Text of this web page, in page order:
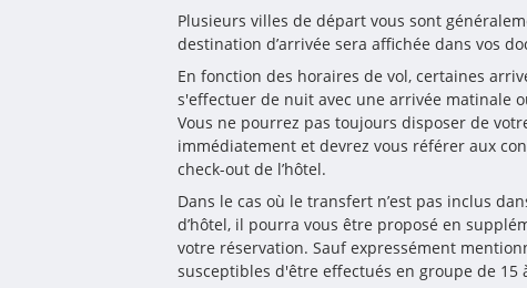
Plusieurs villes de départ vous sont
destination d’arrivée sera affichée dans vos
En fonction des horaires de vol, certaines
s'effectuer de nuit avec une arrivée matinale
Vous ne pourrez pas toujours disposer de
immédiatement et devrez vous référer aux
check-out de l’hôtel.
Dans le cas où le transfert n’est pas inclus
d’hôtel, il pourra vous être proposé en
votre réservation. Sauf expressément
susceptibles d'être effectués en groupe de 15